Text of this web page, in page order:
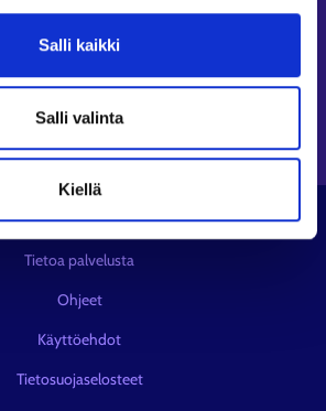
Salli kaikki
Salli valinta
Kiellä
© KEHA-keskus
Tietoa palvelusta
Ohjeet
Käyttöehdot
Tietosuojaselosteet